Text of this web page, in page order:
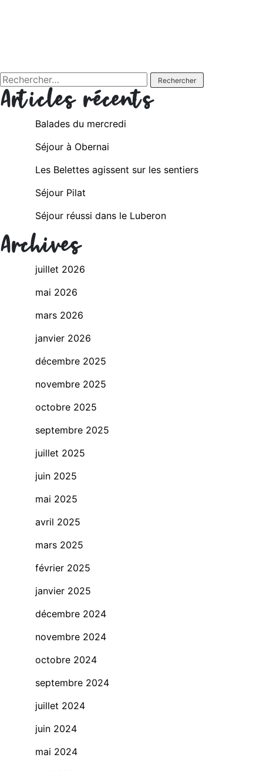
Rechercher :
Articles récents
Balades du mercredi
Séjour à Obernai
Les Belettes agissent sur les sentiers
Séjour Pilat
Séjour réussi dans le Luberon
Archives
juillet 2026
mai 2026
mars 2026
janvier 2026
décembre 2025
novembre 2025
octobre 2025
septembre 2025
juillet 2025
juin 2025
mai 2025
avril 2025
mars 2025
février 2025
janvier 2025
décembre 2024
novembre 2024
octobre 2024
septembre 2024
juillet 2024
juin 2024
mai 2024